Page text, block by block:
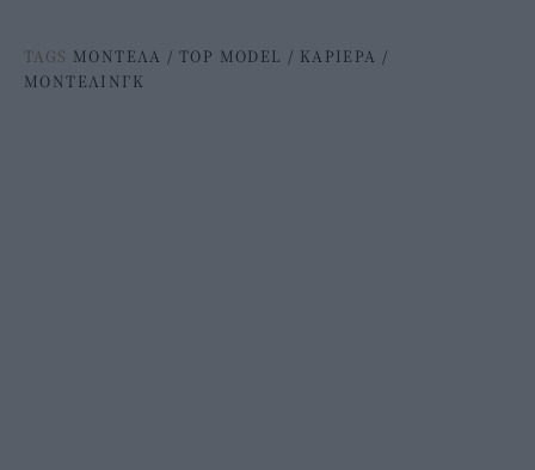
TAGS ΜΟΝΤΕΛΑ / TOP MODEL / ΚΑΡΙΕΡΑ /
ΜΟΝΤΕΛΙΝΓΚ